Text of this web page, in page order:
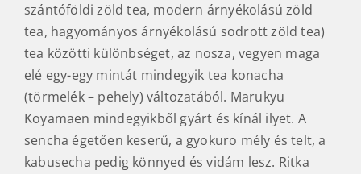
szántóföldi zöld tea, modern árnyékolású zöld
tea, hagyományos árnyékolású sodrott zöld tea)
tea közötti különbséget, az nosza, vegyen maga
elé egy-egy mintát mindegyik tea konacha
(törmelék – pehely) változatából. Marukyu
Koyamaen mindegyikből gyárt és kínál ilyet. A
sencha égetően keserű, a gyokuro mély és telt, a
kabusecha pedig könnyed és vidám lesz. Ritka